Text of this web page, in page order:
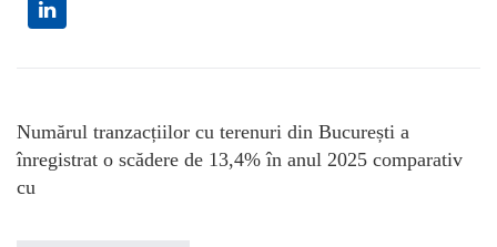
Numărul tranzacțiilor cu terenuri din București a
înregistrat o scădere de 13,4% în anul 2025 comparativ
cu